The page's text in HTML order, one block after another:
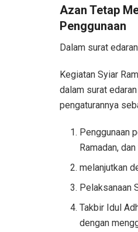
Azan Tetap
Penggunaan
Dalam surat
Kegiatan Syiar
dalam surat
pengaturannya
Penggunaan
Ramadan,
melanjutkan
Pelaksanaan
Takbir Idul
dengan